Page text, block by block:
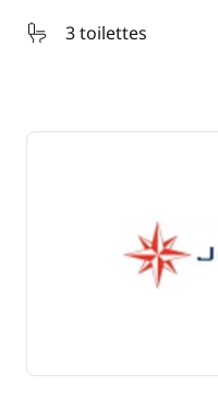
3 toilettes